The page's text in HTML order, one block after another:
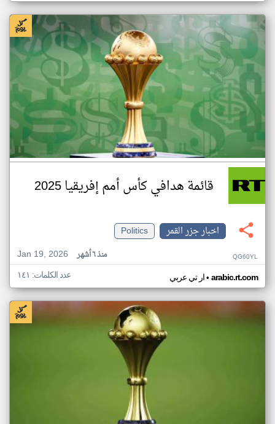
قائمة هدافي كأس أمم إفريقيا 2025
اخبار جزر القمر
Politics
Jan 19, 2026
منذ ٦ أشهر QG60YL
ار تي عربي• arabic.rt.com عدد الكلمات: ١٤١